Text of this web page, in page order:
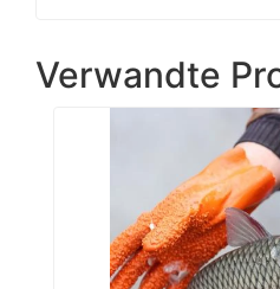
Verwandte